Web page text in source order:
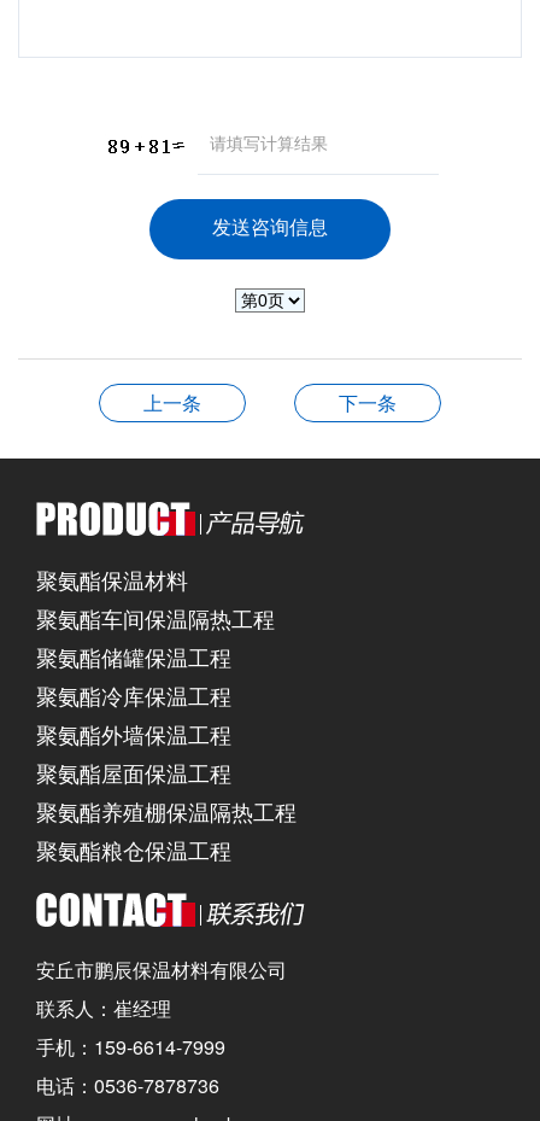
上一条 下一条
聚氨酯保温材料
聚氨酯车间保温隔热工程
聚氨酯储罐保温工程
聚氨酯冷库保温工程
聚氨酯外墙保温工程
聚氨酯屋面保温工程
聚氨酯养殖棚保温隔热工程
聚氨酯粮仓保温工程
安丘市鹏辰保温材料有限公司
联系人：崔经理
手机：159-6614-7999
电话：0536-7878736